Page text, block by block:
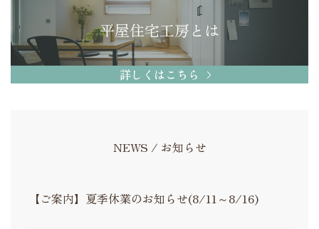
平屋住宅工房とは
詳しくはこちら
NEWS / お知らせ
【ご案内】夏季休業のお知らせ(8/11～8/16)